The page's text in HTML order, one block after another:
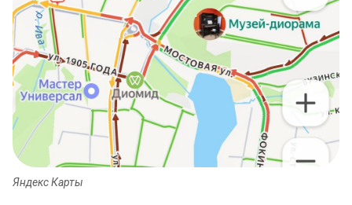
Яндекс Карты